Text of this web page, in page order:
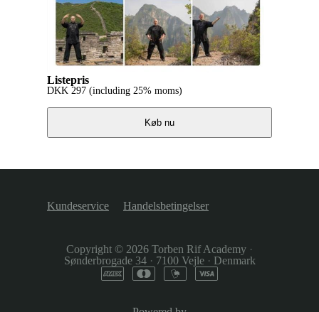
Listepris
DKK 297 (including 25% moms)
Køb nu
Kundeservice Handelsbetingelser
Copyright © 2026 Torben Rif Academy ·
Sønderbrogade 34 · 7100 Vejle · Denmark